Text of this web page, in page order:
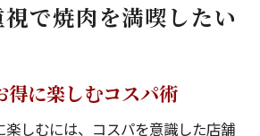
で焼肉を満喫したい
得に楽しむコスパ術
しむには、コスパを意識した店舗